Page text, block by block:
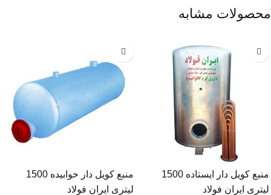
محصولات مشابه
منبع کویل دار ایستاده 1500
لیتری ایران فولاد
منبع کویل دار خوابیده 1500
لیتری ایران فولاد